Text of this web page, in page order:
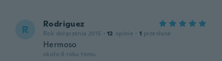
R Rodriguez
Rok dołączenia 2015 · 12 opinie · 1 przesłane
Hermoso
około 6 roku temu